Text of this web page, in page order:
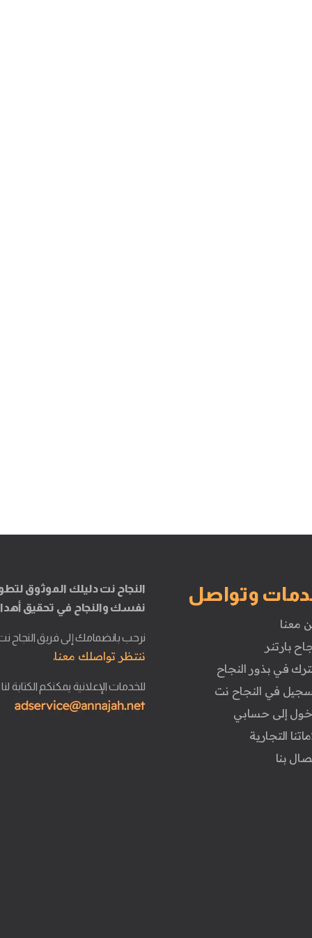
وتواصل
معنا
بارتنر
في بذور النجاح
في النجاح نت
إلى حسابي
التجارية
بنا
النجاح نت دليلك الموثوق
نفسك والنجاح في تحقيق
نرحب بانضمامك إلى فريق النجاح
ننتظر تواصلك معنا.
للخدمات الإعلانية يمكنكم الكتابة لنا